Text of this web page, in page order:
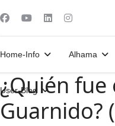
Home-Info Alhama
User-Blog
¿Quién fue
Guarnido?